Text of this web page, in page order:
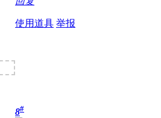
使用道具 举报
8#